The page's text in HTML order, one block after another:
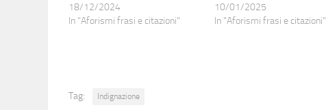
18/12/2024
In "Aforismi frasi e citazioni"
10/01/2025
In "Aforismi frasi e citazioni"
Tag: Indignazione